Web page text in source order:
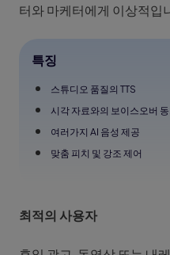
터와 마케터에게 이상적입
특징
스튜디오 품질의 TTS
시각 자료와의 보이스오버
여러가지 AI 음성 제공
맞춤 피치 및 강조 제어
최적의 사용자